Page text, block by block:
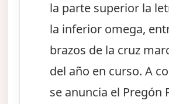
la parte superior la
la inferior omega,
brazos de la cruz
del año en curso. A
se anuncia el Pregón